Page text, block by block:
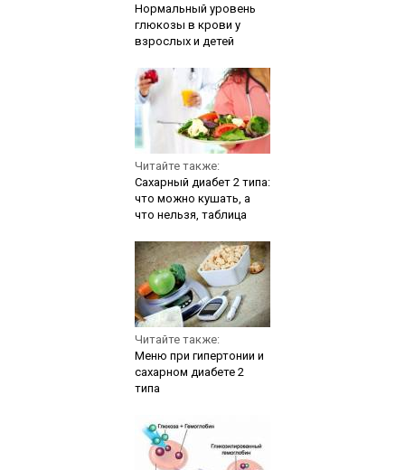
Нормальный уровень
глюкозы в крови у
взрослых и детей
Читайте также:
Сахарный диабет 2 типа:
что можно кушать, а
что нельзя, таблица
Читайте также:
Меню при гипертонии и
сахарном диабете 2
типа